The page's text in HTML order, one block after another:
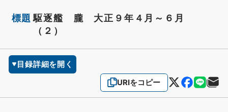
標題 駆逐艦 朧 大正９年４月～６月
（２）
目録詳細を開く
URIをコピー